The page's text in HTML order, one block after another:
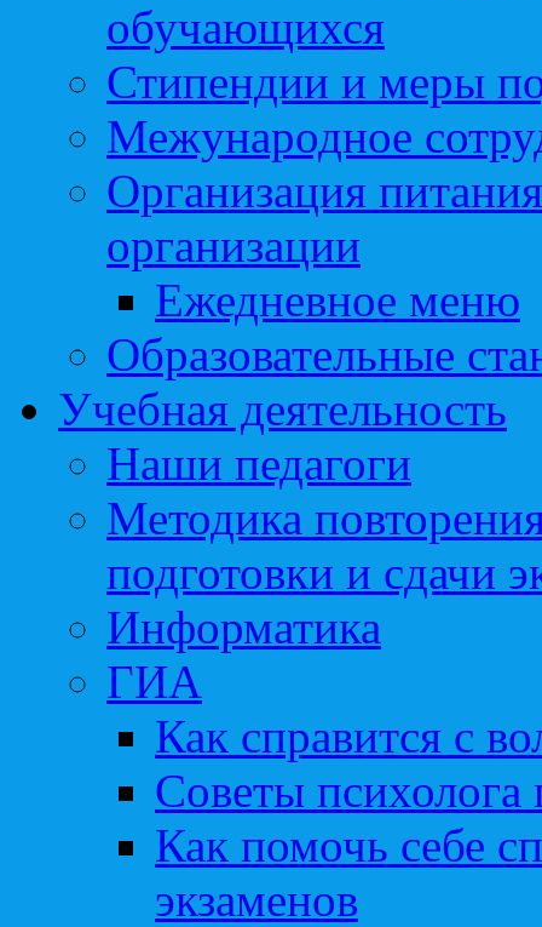
обучающихся
Стипендии и меры
Межународное
Организация
организации
Ежедневное меню
Образовательные
Учебная деятельность
Наши педагоги
Методика
подготовки и сдачи
Информатика
ГИА
Как справится с
Советы
Как помочь себе
экзаменов